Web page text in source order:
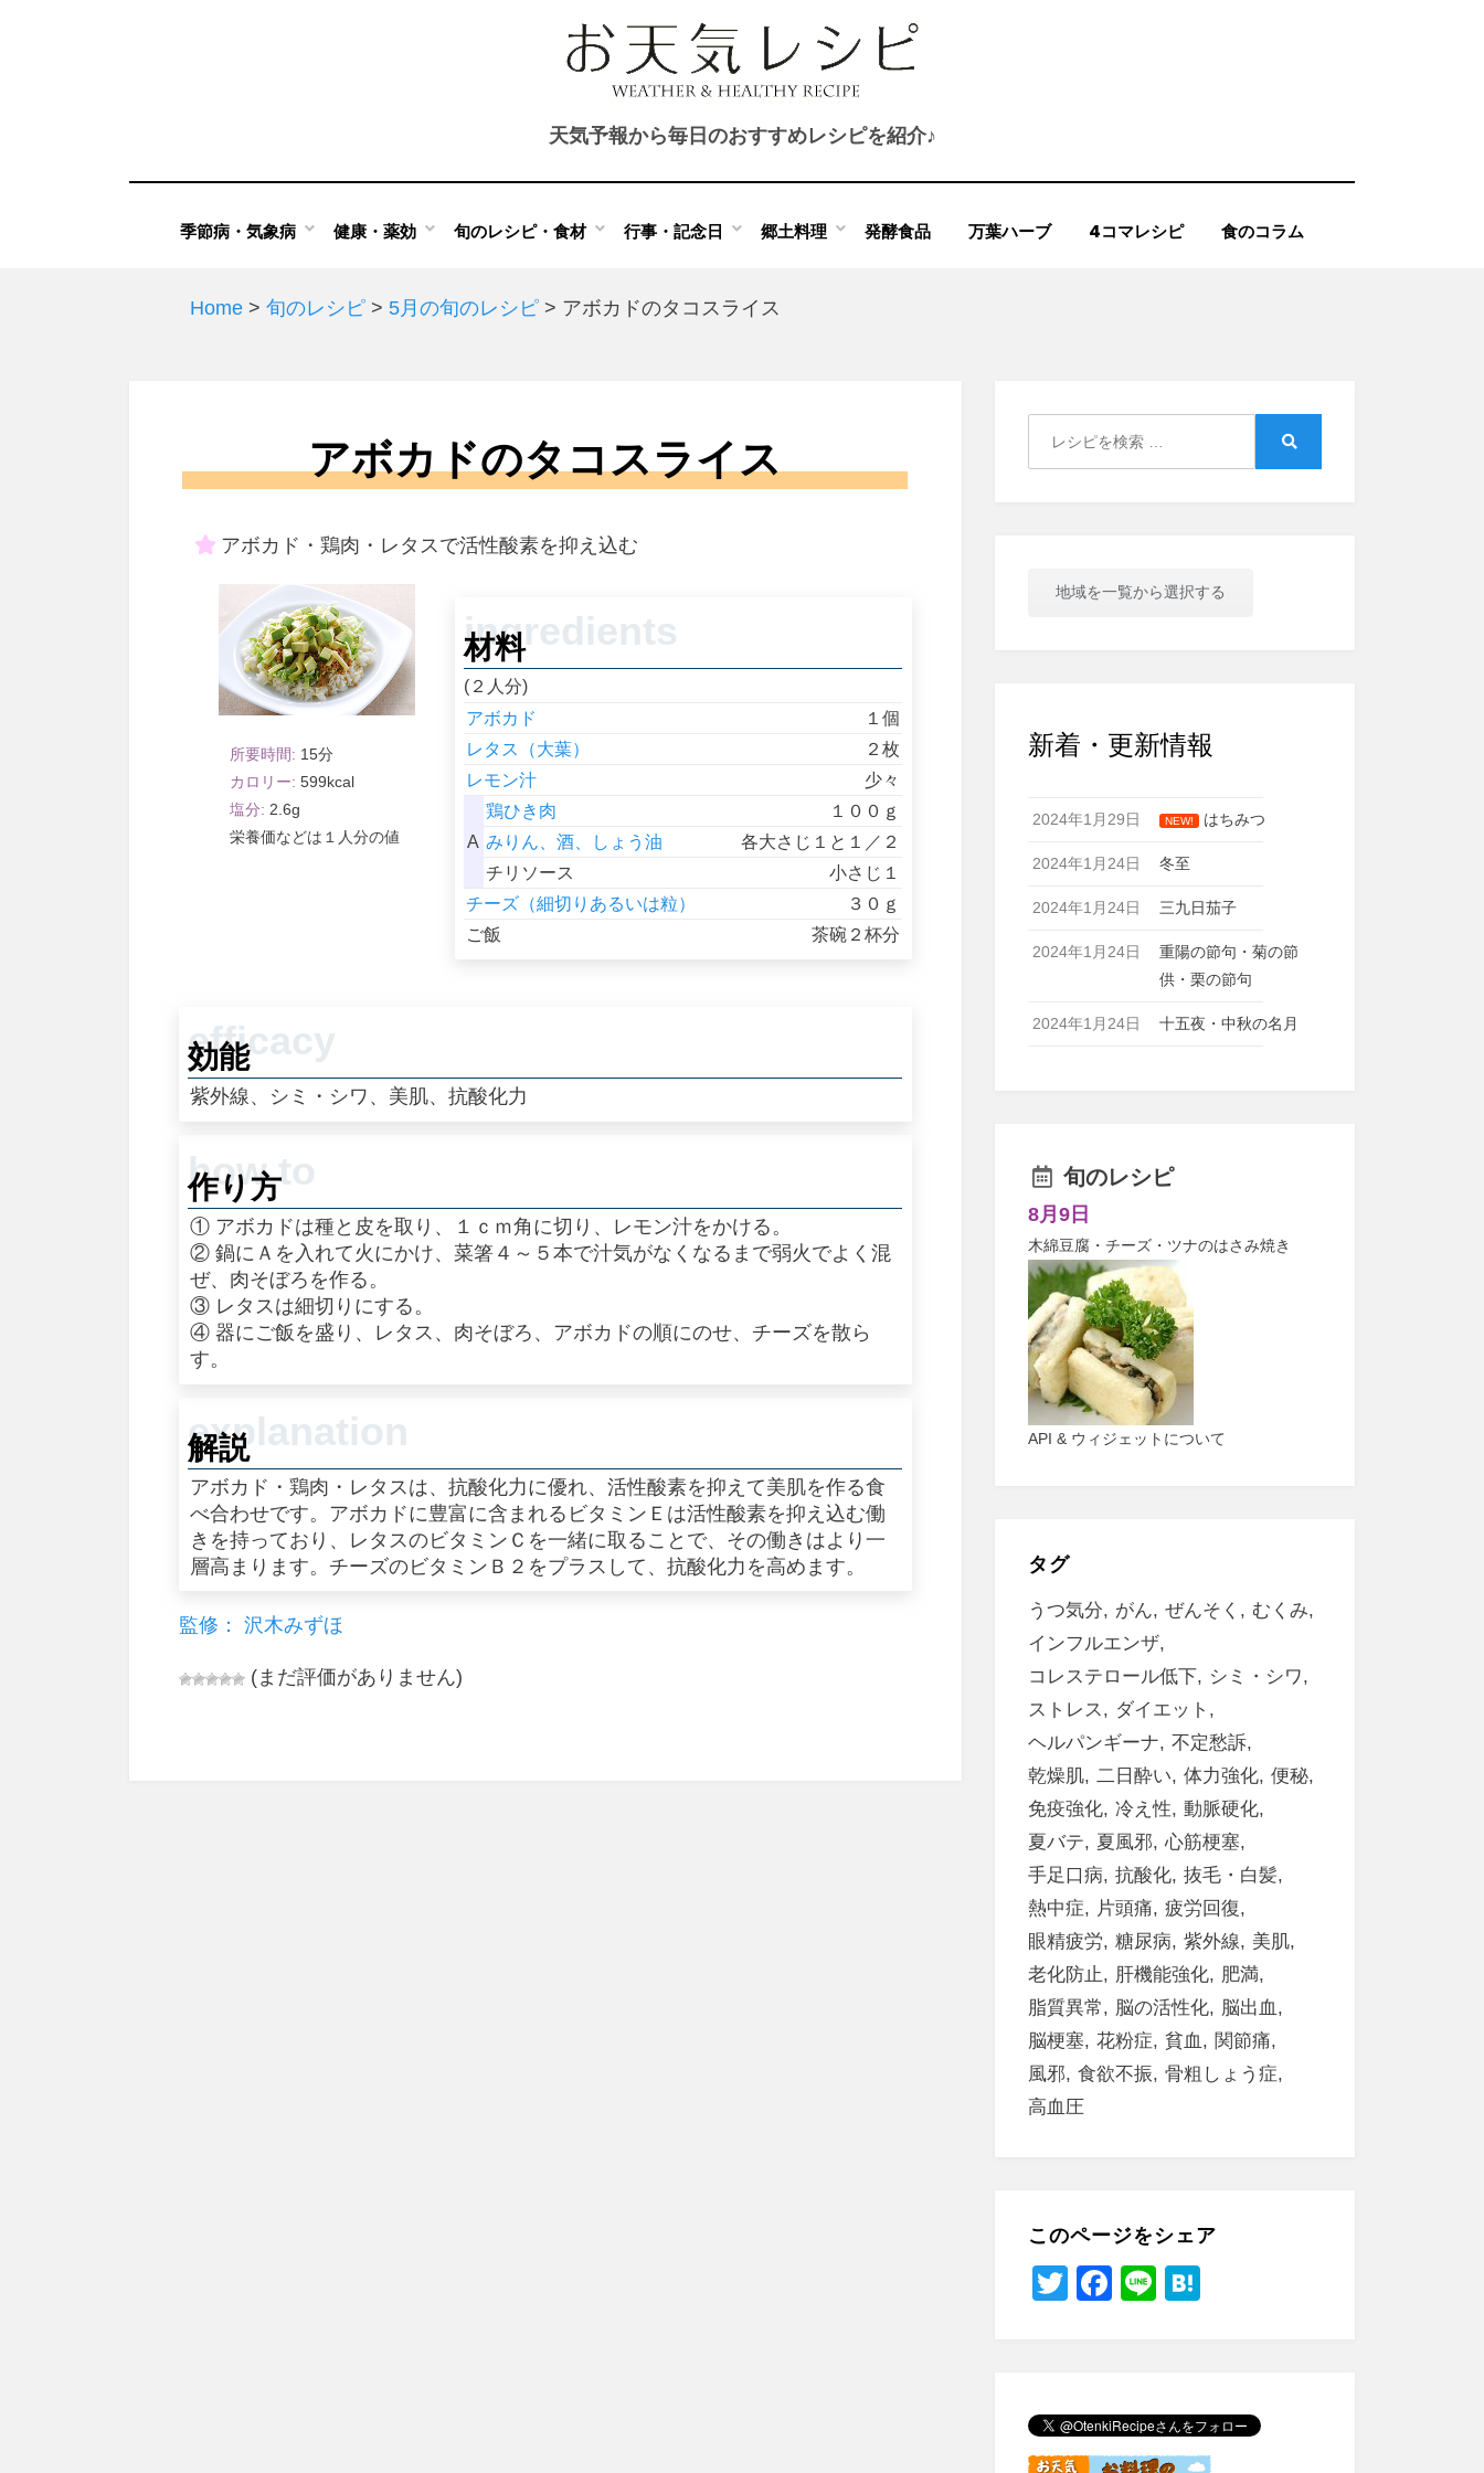
天気予報から毎日のおすすめレシピを紹介♪
季節病・気象病 健康・薬効 旬のレシピ・食材 行事・記念日 郷土料理 発酵食品 万葉ハーブ 4コマレシピ 食のコラム
Home > 旬のレシピ > 5月の旬のレシピ > アボカドのタコスライス
アボカドのタコスライス
アボカド・鶏肉・レタスで活性酸素を抑え込む
15
599
2.6
１人分
材料
(２人分)
アボカド
１個
レタス（大葉）
２枚
レモン汁
少々
A
鶏ひき肉
１００ｇ
みりん、酒、しょう油
各大さじ１と１／２
チリソース
小さじ１
チーズ（細切りあるいは粒）
３０ｇ
ご飯
茶碗２杯分
効能
紫外線、シミ・シワ、美肌、抗酸化力
作り方
① アボカドは種と皮を取り、１ｃｍ角に切り、レモン汁をかける。
② 鍋にＡを入れて火にかけ、菜箸４～５本で汁気がなくなるまで弱火でよく混
ぜ、肉そぼろを作る。
③ レタスは細切りにする。
④ 器にご飯を盛り、レタス、肉そぼろ、アボカドの順にのせ、チーズを散ら
す。
解説
アボカド・鶏肉・レタスは、抗酸化力に優れ、活性酸素を抑えて美肌を作る食
べ合わせです。アボカドに豊富に含まれるビタミンＥは活性酸素を抑え込む働
きを持っており、レタスのビタミンＣを一緒に取ることで、その働きはより一
層高まります。チーズのビタミンＢ２をプラスして、抗酸化力を高めます。
監修： 沢木みずほ
(まだ評価がありません)
地域を一覧から選択する
新着・更新情報
2024年1月29日 NEW! はちみつ
2024年1月24日 冬至
2024年1月24日 三九日茄子
2024年1月24日
重陽の節句・菊の節
供・栗の節句
2024年1月24日 十五夜・中秋の名月
旬のレシピ
8月9日
木綿豆腐・チーズ・ツナのはさみ焼き
API & ウィジェットについて
タグ
うつ気分 がん ぜんそく
むくみ
インフルエンザ
コレステロール低下
シミ・シワ
ストレス
ダイエット
ヘルパンギーナ
不定愁訴
乾燥肌 二日酔い 体力強化 便秘
免疫強化 冷え性
動脈硬化
夏バテ
夏風邪
心筋梗塞
手足口病
抗酸化 抜毛・白髪
熱中症
片頭痛
疲労回復
眼精疲労
糖尿病 紫外線
美肌
老化防止
肝機能強化
肥満
脂質異常
脳の活性化
脳出血
脳梗塞
花粉症 貧血
関節痛
風邪
食欲不振
骨粗しょう症
高血圧
このページをシェア
T
F
b
o
Li
a